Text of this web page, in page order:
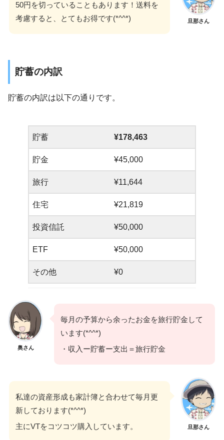
旦那さん
50円を切っていることもあります！送料を
考慮すると、とてもお得です(*^^*)
貯蓄の内訳
貯蓄の内訳は以下の通りです。
貯蓄 ¥178,463
貯金 ¥45,000
旅行 ¥11,644
住宅 ¥21,819
投資信託 ¥50,000
ETF ¥50,000
その他 ¥0
奥さん
毎月の予算から余ったお金を旅行貯金して
います(*^^*)
・収入ー貯蓄ー支出＝旅行貯金
旦那さん
私達の資産形成も家計簿と合わせて毎月更
新しております(*^^*)
主にVTをコツコツ購入しています。